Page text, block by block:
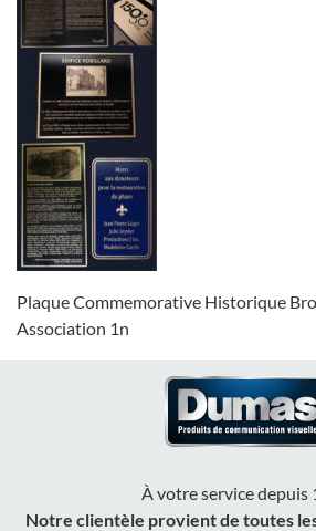
Plaque Commemorative Historique
Association 1n
À votre service depuis
Notre clientèle provient de toutes